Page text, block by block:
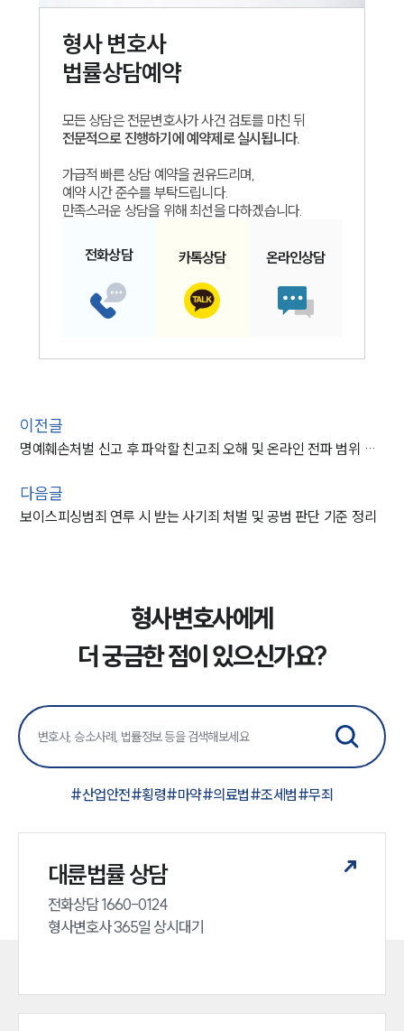
형사변호사
법률상담예약
모든 상담은 전문변호사가 사건 검토를 마친 뒤
전문적으로 진행하기에 예약제로 실시됩니다.
가급적 빠른 상담 예약을 권유드리며,
예약 시간 준수를 부탁드립니다.
만족스러운 상담을 위해 최선을 다하겠습니다.
전화상담 카톡상담 온라인상담
이전글
명예훼손처벌 신고 후 파악할 친고죄 오해 및 온라인 전파 범위 확인
다음글
보이스피싱범죄 연루 시 받는 사기죄 처벌 및 공범 판단 기준 정리
형사변호사에게
더 궁금한 점이 있으신가요?
#산업안전#횡령#마약#의료법#조세범#무죄
대륜법률 상담
전화상담 1660-0124
형사변호사 365일 상시대기